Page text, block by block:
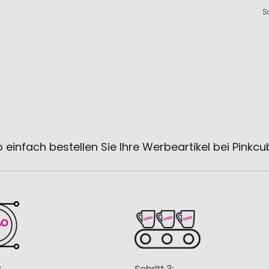
einfach bestellen Sie Ihre Werbeartikel bei